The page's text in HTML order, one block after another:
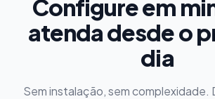
Configure em
atenda desde o
dia
Sem instalação, sem complexidade.